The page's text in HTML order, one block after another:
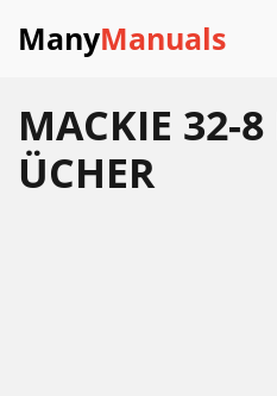
ManyManuals
MACKIE 32-
ÜCHER